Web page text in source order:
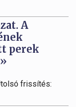
A
perek
frissítés: